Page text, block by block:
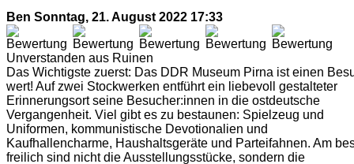
Ben Sonntag, 21. August 2022 17:33
Unverstanden aus Ruinen
Das Wichtigste zuerst: Das DDR Museum Pirna ist einen
wert! Auf zwei Stockwerken entführt ein liebevoll gestalteter
Erinnerungsort seine Besucher:innen in die ostdeutsche
Vergangenheit. Viel gibt es zu bestaunen: Spielzeug und
Uniformen, kommunistische Devotionalien und
Kaufhallencharme, Haushaltsgeräte und Parteifahnen. Am
freilich sind nicht die Ausstellungsstücke, sondern die